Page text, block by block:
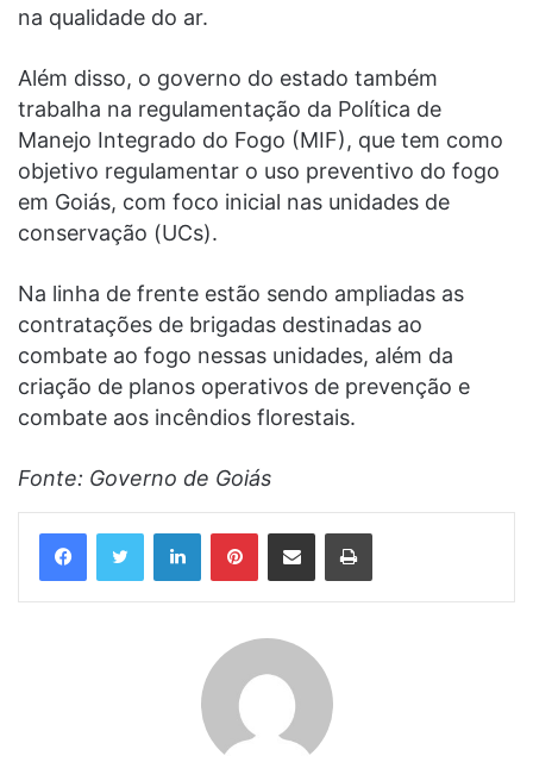
na qualidade do ar.
Além disso, o governo do estado também
trabalha na regulamentação da Política de
Manejo Integrado do Fogo (MIF), que tem como
objetivo regulamentar o uso preventivo do fogo
em Goiás, com foco inicial nas unidades de
conservação (UCs).
Na linha de frente estão sendo ampliadas as
contratações de brigadas destinadas ao
combate ao fogo nessas unidades, além da
criação de planos operativos de prevenção e
combate aos incêndios florestais.
Fonte: Governo de Goiás
LinkedinPinterestCompartilhar via e-mail Imprimir